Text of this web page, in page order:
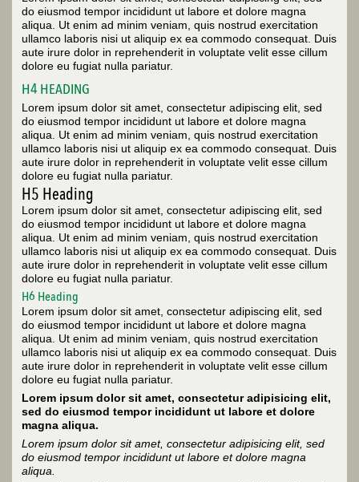
do eiusmod tempor incididunt ut labore et dolore magna
aliqua. Ut enim ad minim veniam, quis nostrud exercitation
ullamco laboris nisi ut aliquip ex ea commodo consequat. Duis
aute irure dolor in reprehenderit in voluptate velit esse cillum
dolore eu fugiat nulla pariatur.
H4 HEADING
Lorem ipsum dolor sit amet, consectetur adipiscing elit, sed
do eiusmod tempor incididunt ut labore et dolore magna
aliqua. Ut enim ad minim veniam, quis nostrud exercitation
ullamco laboris nisi ut aliquip ex ea commodo consequat. Duis
aute irure dolor in reprehenderit in voluptate velit esse cillum
dolore eu fugiat nulla pariatur.
H5 Heading
Lorem ipsum dolor sit amet, consectetur adipiscing elit, sed
do eiusmod tempor incididunt ut labore et dolore magna
aliqua. Ut enim ad minim veniam, quis nostrud exercitation
ullamco laboris nisi ut aliquip ex ea commodo consequat. Duis
aute irure dolor in reprehenderit in voluptate velit esse cillum
dolore eu fugiat nulla pariatur.
H6 Heading
Lorem ipsum dolor sit amet, consectetur adipiscing elit, sed
do eiusmod tempor incididunt ut labore et dolore magna
aliqua. Ut enim ad minim veniam, quis nostrud exercitation
ullamco laboris nisi ut aliquip ex ea commodo consequat. Duis
aute irure dolor in reprehenderit in voluptate velit esse cillum
dolore eu fugiat nulla pariatur.
Lorem ipsum dolor sit amet, consectetur adipisicing elit,
sed do eiusmod tempor incididunt ut labore et dolore
magna aliqua.
Lorem ipsum dolor sit amet, consectetur adipisicing elit, sed
do eiusmod tempor incididunt ut labore et dolore magna
aliqua.